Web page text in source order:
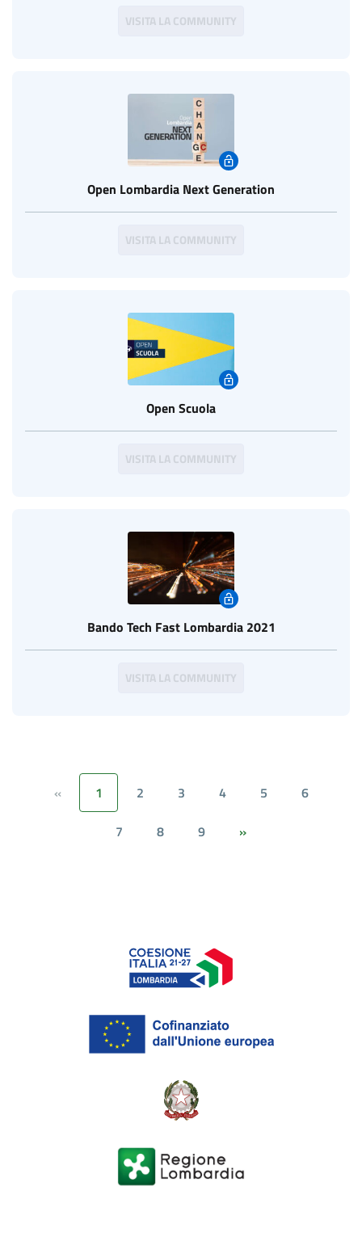
VISITA LA COMMUNITY
Open Lombardia Next Generation
VISITA LA COMMUNITY
Open Scuola
VISITA LA COMMUNITY
Bando Tech Fast Lombardia 2021
VISITA LA COMMUNITY
« 1 2 3 4 5
6
7
8 9 »